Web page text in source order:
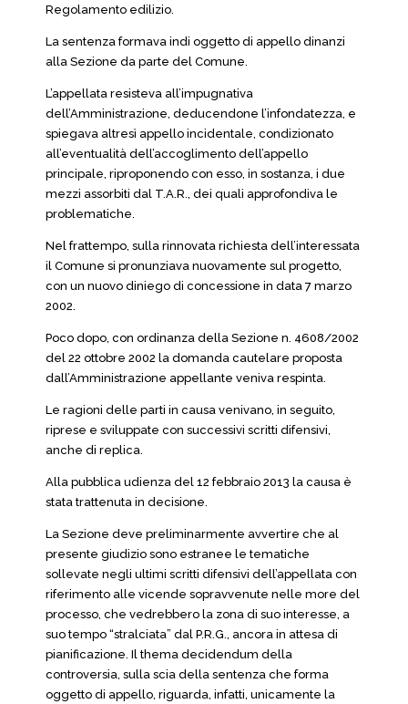
Regolamento edilizio.
La sentenza formava indi oggetto di appello dinanzi
alla Sezione da parte del Comune.
L’appellata resisteva all’impugnativa
dell’Amministrazione, deducendone l’infondatezza, e
spiegava altresì appello incidentale, condizionato
all’eventualità dell’accoglimento dell’appello
principale, riproponendo con esso, in sostanza, i due
mezzi assorbiti dal T.A.R., dei quali approfondiva le
problematiche.
Nel frattempo, sulla rinnovata richiesta dell’interessata
il Comune si pronunziava nuovamente sul progetto,
con un nuovo diniego di concessione in data 7 marzo
2002.
Poco dopo, con ordinanza della Sezione n. 4608/2002
del 22 ottobre 2002 la domanda cautelare proposta
dall’Amministrazione appellante veniva respinta.
Le ragioni delle parti in causa venivano, in seguito,
riprese e sviluppate con successivi scritti difensivi,
anche di replica.
Alla pubblica udienza del 12 febbraio 2013 la causa è
stata trattenuta in decisione.
La Sezione deve preliminarmente avvertire che al
presente giudizio sono estranee le tematiche
sollevate negli ultimi scritti difensivi dell’appellata con
riferimento alle vicende sopravvenute nelle more del
processo, che vedrebbero la zona di suo interesse, a
suo tempo “stralciata” dal P.R.G., ancora in attesa di
pianificazione. Il thema decidendum della
controversia, sulla scia della sentenza che forma
oggetto di appello, riguarda, infatti, unicamente la